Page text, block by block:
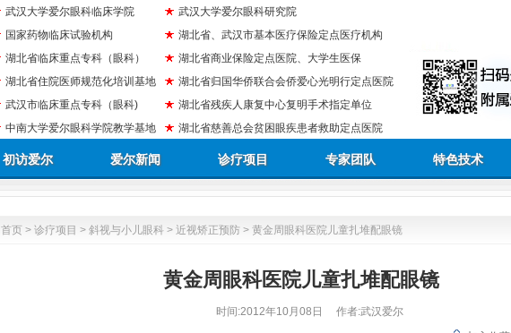
武汉大学爱尔眼科临床学院
国家药物临床试验机构
湖北省临床重点专科（眼科）
湖北省住院医师规范化培训基地
武汉市临床重点专科（眼科)
中南大学爱尔眼科学院教学基地
武汉大学爱尔眼科研究院
湖北省、武汉市基本医疗保险定点医疗机构
湖北省商业保险定点医院、大学生医保
湖北省归国华侨联合会侨爱心光明行定点医院
湖北省残疾人康复中心复明手术指定单位
湖北省慈善总会贫困眼疾患者救助定点医院
初访爱尔 爱尔新闻 诊疗项目 专家团队 特色技术
首页 > 诊疗项目 > 斜视与小儿眼科 > 近视矫正预防 > 黄金周眼科医院儿童扎堆配眼镜
黄金周眼科医院儿童扎堆配眼镜
时间:2012年10月08日
作者:武汉爱尔